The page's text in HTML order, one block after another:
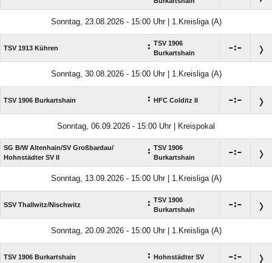
Sonntag, 23.08.2026 - 15:00 Uhr | 1.Kreisliga (A)
TSV 1913 Kühren : TSV 1906
Burkartshain
:
Sonntag, 30.08.2026 - 15:00 Uhr | 1.Kreisliga (A)
TSV 1906 Burkartshain : HFC Colditz II :
Sonntag, 06.09.2026 - 15:00 Uhr | Kreispokal
SG B/​W Altenhain/​SV Großbardau/​
Hohnstädter SV II
: TSV 1906
Burkartshain
:
Sonntag, 13.09.2026 - 15:00 Uhr | 1.Kreisliga (A)
SSV Thallwitz/​Nischwitz : TSV 1906
Burkartshain
:
Sonntag, 20.09.2026 - 15:00 Uhr | 1.Kreisliga (A)
TSV 1906 Burkartshain : Hohnstädter SV :